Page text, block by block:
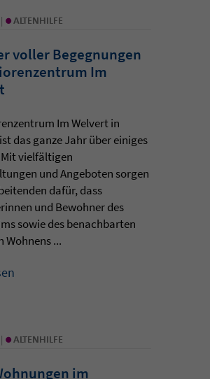
• ALTENHILFE
voller Begegnungen
Im
Im Welvert in
das ganze Jahr über einiges
vielfältigen
und Angeboten sorgen
dafür, dass
und Bewohner des
sowie des benachbarten
Wohnens ...
• ALTENHILFE
im